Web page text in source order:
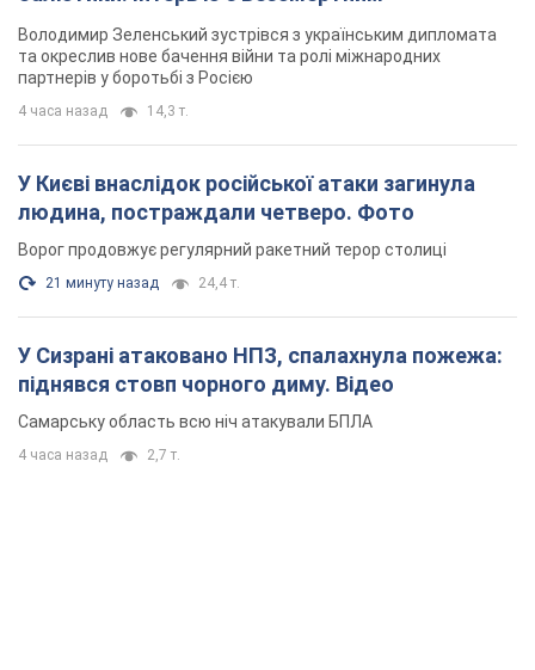
Володимир Зеленський зустрівся з українським дипломата
та окреслив нове бачення війни та ролі міжнародних
партнерів у боротьбі з Росією
4 часа назад 14,3 т.
У Києві внаслідок російської атаки загинула
людина, постраждали четверо. Фото
Ворог продовжує регулярний ракетний терор столиці
21 минуту назад 24,4 т.
У Сизрані атаковано НПЗ, спалахнула пожежа:
піднявся стовп чорного диму. Відео
Самарську область всю ніч атакували БПЛА
4 часа назад 2,7 т.